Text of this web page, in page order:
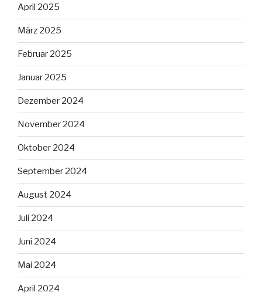
April 2025
März 2025
Februar 2025
Januar 2025
Dezember 2024
November 2024
Oktober 2024
September 2024
August 2024
Juli 2024
Juni 2024
Mai 2024
April 2024